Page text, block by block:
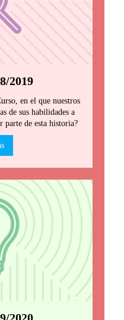
2019
en el que nuestros
de sus habilidades a
parte de esta historia?